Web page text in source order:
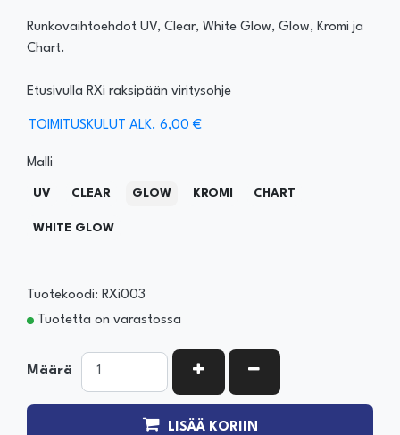
Runkovaihtoehdot UV, Clear, White Glow, Glow, Kromi ja
Chart.
Etusivulla RXi raksipään viritysohje
TOIMITUSKULUT ALK. 6,00 €
Malli
UV CLEAR GLOW KROMI CHART
WHITE GLOW
Tuotekoodi: RXi003
Tuotetta on varastossa
Määrä KASVATA MÄÄRÄÄ
VÄHENNÄ MÄÄRÄÄ
LISÄÄ KORIIN